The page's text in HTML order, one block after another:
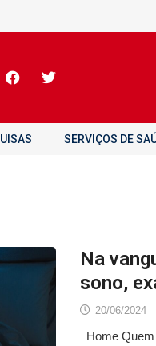
SERVIÇOS DE
Na
sono,
20/06/2024
Home